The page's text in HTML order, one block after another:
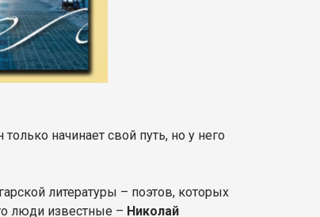
начинает свой путь, но у него
литературы – поэтов, которых
люди известные – Николай